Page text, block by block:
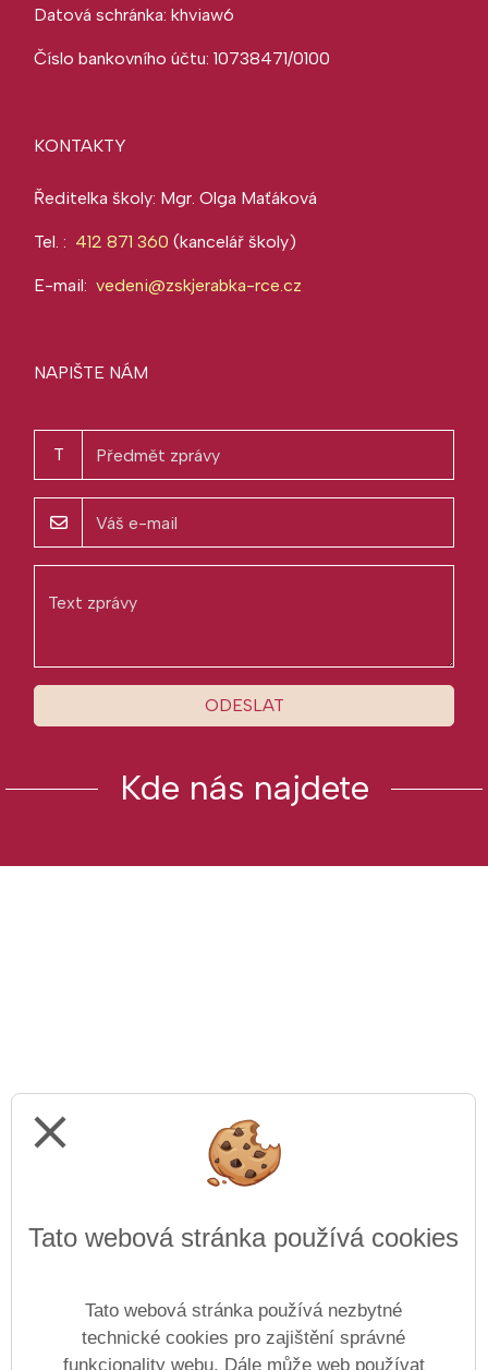
Datová schránka: khviaw6
Číslo bankovního účtu: 10738471/0100
KONTAKTY
Ředitelka školy: Mgr. Olga Maťáková
Tel. : 412 871 360 (kancelář školy)
E-mail: vedeni@zskjerabka-rce.cz
NAPIŠTE NÁM
T
ODESLAT
Kde nás najdete
close
Tato webová stránka používá cookies
Tato webová stránka používá nezbytné
technické cookies pro zajištění správné
funkcionality webu. Dále může web používat